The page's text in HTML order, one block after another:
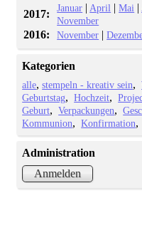
2017: Januar | April |Mai |
November
2016: November |
Kategorien
alle stempeln - kreativ sein
Geburtstag
Hochzeit
Geburt
Verpackungen
Kommunion
Konfirmation
Administration
Anmelden